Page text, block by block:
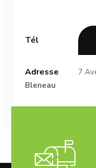
Tél
Adresse 7
Bleneau